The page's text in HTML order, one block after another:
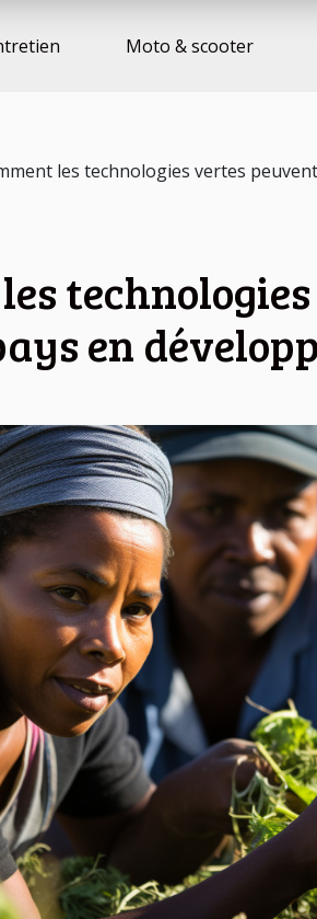
Moto & scooter
les technologies vertes
en